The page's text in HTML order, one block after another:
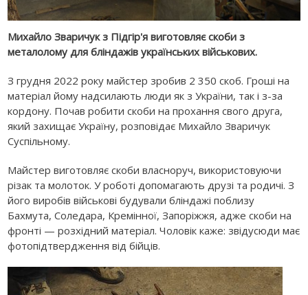
Михайло Зваричук з Підгір'я виготовляє скоби з
металолому для бліндажів українських військових.
З грудня 2022 року майстер зробив 2 350 скоб. Гроші на
матеріал йому надсилають люди як з України, так і з-за
кордону. Почав робити скоби на прохання свого друга,
який захищає Україну, розповідає Михайло Зваричук
Суспільному.
Майстер виготовляє скоби власноруч, використовуючи
різак та молоток. У роботі допомагають друзі та родичі. З
його виробів військові будували бліндажі поблизу
Бахмута, Соледара, Кремінної, Запоріжжя, адже скоби на
фронті — розхідний матеріал. Чоловік каже: звідусюди має
фотопідтвердження від бійців.